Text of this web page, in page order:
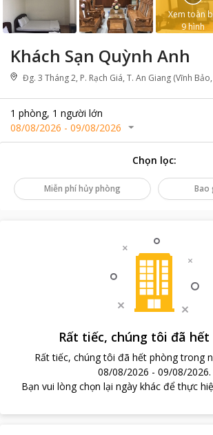
Khách Sạn Quỳnh Anh
Đg. 3 Tháng 2, P. Rạch Giá, T. An Giang (Vĩnh
1 phòng, 1 người lớn
08/08/2026 - 09/08/2026
Xem toàn
9hình
Chọn lọc:
Miễn phí hủy phòng Bao
Rất tiếc, chúng tôi đã hết
Rất tiếc, chúng tôi đã hết phòng trong
08/08/2026 - 09/08/2026.
Bạn vui lòng chọn lại ngày khác để thực